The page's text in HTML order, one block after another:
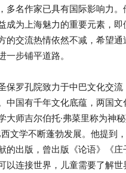
多名作家已具有国际影响力。
成为上海魅力的重要元素，即
的交流热情依然不减，希望通
一步铺平道路。
保罗孔院致力于中巴文化交流
中国有千年文化底蕴，两国文
大师吉尔伯托·弗菜里称为神
文学不断蓬勃发展。他提到
的出版，曾出版《论语》《
以连接世界，儿童需要了解世